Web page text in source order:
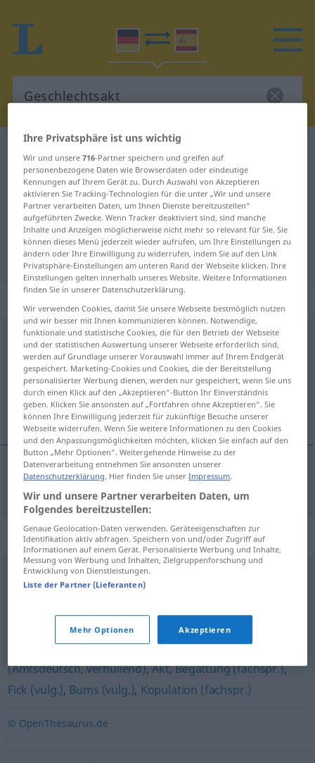
Deutsch-Spanisch Wörterbuch
Deutsch-Spanisch Übersetzung für
"Geschlechtsakt"
"Geschlechtsakt" Spanisch
Übersetzung
„Geschlechtsakt“: Maskulinum
Geschlechtsaktm <Geschlechtsakt(e)s ;Geschlechtsakte
Übersicht aller Übersetzungen
(Für mehr Details die Übersetzung anklicken/antippen)
acto sexual, coito
actomsexual,coitom Geschlechtsakt
Synonyme für "Geschlechtsakt"
Schäferstündchen (ugs.),Nummer (ugs.)
Beischlaf (geh.),Vollzug,
Beiwohnung (geh.,
,Koitus (fachspr.), Verkehr (geh.),Verrichtung
(Amtsdeutsch, verhüllend),Akt,Begattung (fachspr.),
Fick (vulg.), Bums (vulg.), Kopulation (fachspr.)
© OpenThesaurus.de
Ihre Privatsphäre ist uns wichtig
Wir und unsere716-Partner speichern und greifen auf
personenbezogene Daten wie Browserdaten oder eindeutige
Kennungen auf Ihrem Gerät zu. Durch Auswahl von Akzeptieren
aktivieren Sie Tracking-Technologien für die unter „Wir und unsere
Partner verarbeiten Daten, um Ihnen Dienste bereitzustellen“
aufgeführten Zwecke. Wenn Tracker deaktiviert sind, sind manche
Inhalte und Anzeigen möglicherweise nicht mehr so relevant für Sie. Sie
können dieses Menü jederzeit wieder aufrufen, um Ihre Einstellungen zu
ändern oder Ihre Einwilligung zu widerrufen, indem Sie auf den Link
Privatsphäre-Einstellungen am unteren Rand der Webseite klicken. Ihre
Einstellungen gelten innerhalb unseres Website. Weitere Informationen
finden Sie in unserer Datenschutzerklärung.
Wir verwenden Cookies, damit Sie unsere Webseite bestmöglich nutzen
und wir besser mit Ihnen kommunizieren können. Notwendige,
funktionale und statistische Cookies, die für den Betrieb der Webseite
und der statistischen Auswertung unserer Webseite erforderlich sind,
werden auf Grundlage unserer Vorauswahl immer auf Ihrem Endgerät
gespeichert. Marketing-Cookies und Cookies, die der Bereitstellung
personalisierter Werbung dienen, werden nur gespeichert, wenn Sie uns
durch einen Klick auf den „Akzeptieren“-Button Ihr Einverständnis
geben. Klicken Sie ansonsten auf „Fortfahren ohne Akzeptieren“. Sie
können Ihre Einwilligung jederzeit für zukünftige Besuche unserer
Webseite widerrufen. Wenn Sie weitere Informationen zu den Cookies
und den Anpassungsmöglichkeiten möchten, klicken Sie einfach auf den
Button „Mehr Optionen“. Weitergehende Hinweise zu der
Datenverarbeitung entnehmen Sie ansonsten unserer
Datenschutzerklärung. Hier finden Sie unserImpressum.
Wir und unsere Partner verarbeiten Daten, um
Folgendes bereitzustellen:
Genaue Geolocation-Daten verwenden. Geräteeigenschaften zur
Identifikation aktiv abfragen. Speichern von und/oder Zugriff auf
Informationen auf einem Gerät. Personalisierte Werbung und Inhalte,
Messung von Werbung und Inhalten, Zielgruppenforschung und
Entwicklung von Dienstleistungen.
Liste der Partner (Lieferanten)
Mehr Optionen Akzeptieren